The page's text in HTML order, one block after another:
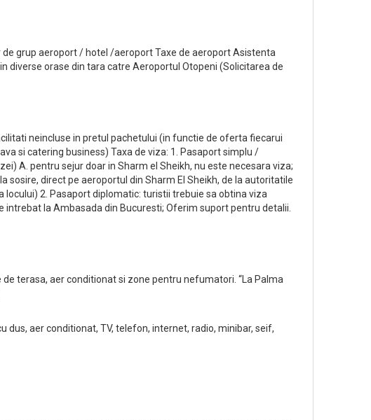
grup aeroport / hotel /aeroport Taxe de aeroport Asistenta
diverse orase din tara catre Aeroportul Otopeni (Solicitarea de
neincluse in pretul pachetului (in functie de oferta fiecarui
si catering business) Taxa de viza: 1. Pasaport simplu /
A. pentru sejur doar in Sharm el Sheikh, nu este necesara viza;
sosire, direct pe aeroportul din Sharm El Sheikh, de la autoritatile
2. Pasaport diplomatic: turistii trebuie sa obtina viza
la Ambasada din Bucuresti; Oferim suport pentru detalii.
terasa, aer conditionat si zone pentru nefumatori. “La Palma
dus, aer conditionat, TV, telefon, internet, radio, minibar, seif,